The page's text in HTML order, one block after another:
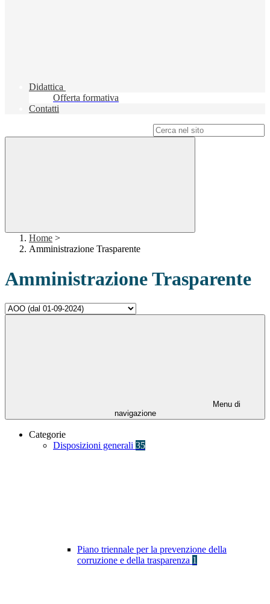
Didattica
Offerta formativa
Contatti
Home >
Amministrazione Trasparente
Amministrazione Trasparente
Menu di
navigazione
Categorie
Disposizioni generali 35
Piano triennale per la prevenzione della
corruzione e della trasparenza 1